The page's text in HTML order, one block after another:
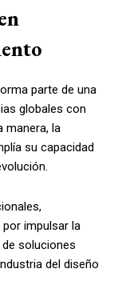
parte de una
globales con
manera, la
su capacidad
impulsar la
soluciones
del diseño